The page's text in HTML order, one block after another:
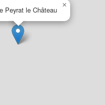
Peyrat le Château
×